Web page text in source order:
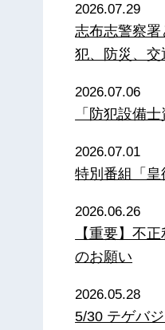
2026.07.29
志布志警察
犯、防災、
2026.07.06
「防犯設備
2026.07.01
特別番組「皇
2026.06.26
【重要】不
のお願い
2026.05.28
5/30 テゲバ